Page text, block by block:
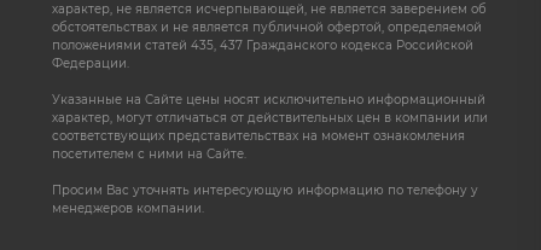
характер, не является исчерпывающей, не является заверением об
обстоятельствах и не является публичной офертой, определяемой
положениями статей 435, 437 Гражданского кодекса Российской
Федерации.
Указанные на Сайте цены носят исключительно информационный
характер, могут отличаться от действительных цен в компании или
соответствующих представительствах на момент ознакомления
посетителем с ними на Сайте.
Просим Вас уточнять интересующую информацию по телефону у
менеджеров компании.